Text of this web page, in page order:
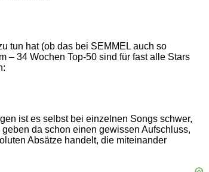
tun hat (ob das bei SEMMEL auch so
– 34 Wochen Top-50 sind für fast alle Stars
ist es selbst bei einzelnen Songs schwer,
da schon einen gewissen Aufschluss,
Absätze handelt, die miteinander